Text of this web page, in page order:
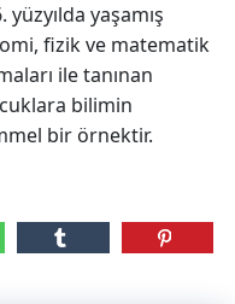
yüzyılda yaşamış
fizik ve matematik
ile tanınan
bilimin
bir örnektir.